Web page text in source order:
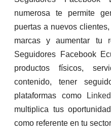
numerosa te permite
puertas a nuevos
marcas y aumentar tu
Seguidores Facebook
productos físicos,
contenido, tener
plataformas como
multiplica tus
como referente en tu